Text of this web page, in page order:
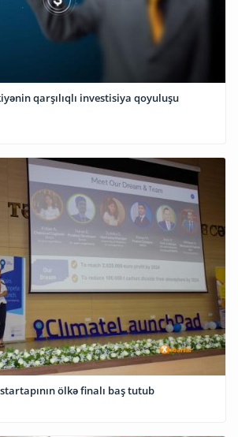
qarşılıqlı investisiya qoyuluşu
ölkə finalı baş tutub